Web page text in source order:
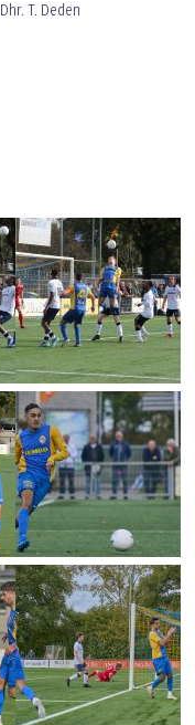
T. Deden